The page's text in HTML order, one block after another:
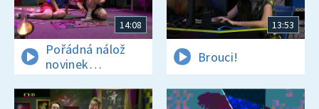
14:08
Pořádná nálož
novinek
a zajímavostí
13:53
Brouci!